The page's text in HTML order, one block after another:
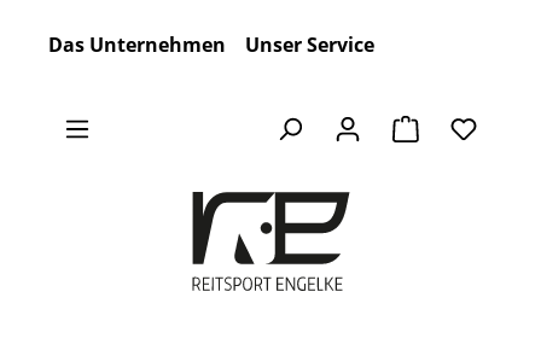
Das Unternehmen Unser Service
Warenkorb